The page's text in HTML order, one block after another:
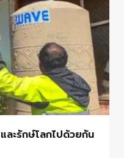
ละรักษ์โลกไปด้วยกัน